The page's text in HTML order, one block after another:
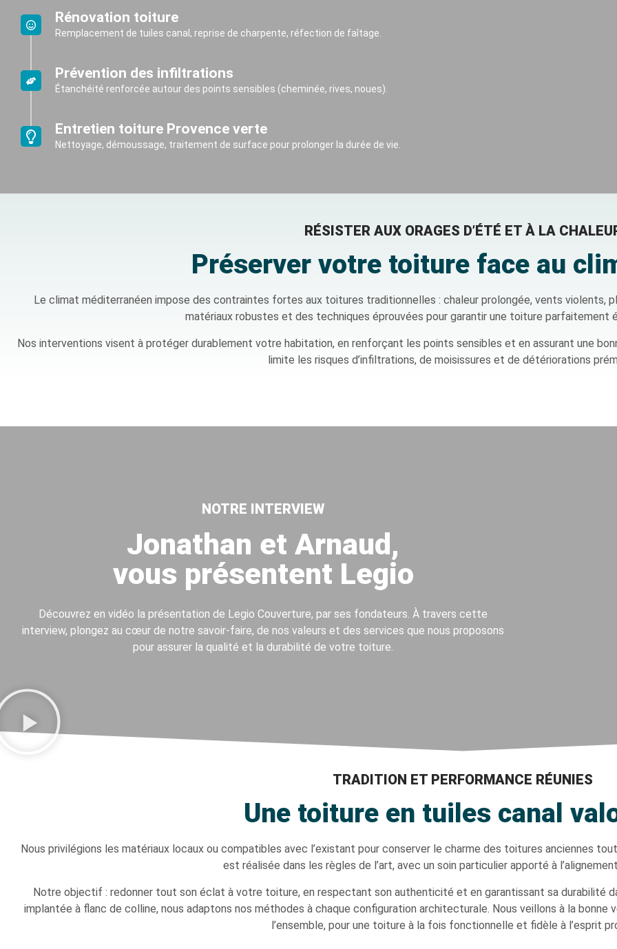
Rénovation toiture
Remplacement de tuiles canal, reprise de charpente, réfection de faîtage.
Prévention des infiltrations
Étanchéité renforcée autour des points sensibles (cheminée, rives, noues).
Entretien toiture Provence verte
Nettoyage, démoussage, traitement de surface pour prolonger la durée de vie.
RÉSISTER AUX ORAGES D’ÉTÉ ET À LA
Préserver votre toiture face au
Le climat méditerranéen impose des contraintes fortes aux toitures traditionnelles : chaleur prolongée, vents violents,
matériaux robustes et des techniques éprouvées pour garantir une toiture parfaitement
Nos interventions visent à protéger durablement votre habitation, en renforçant les points sensibles et en assurant une
limite les risques d’infiltrations, de moisissures et de détériorations
NOTRE INTERVIEW​
Jonathan et Arnaud,
vous présentent Legio
Découvrez en vidéo la présentation de Legio Couverture, par ses fondateurs. À travers cette
interview, plongez au cœur de notre savoir-faire, de nos valeurs et des services que nous proposons
pour assurer la qualité et la durabilité de votre toiture.
TRADITION ET PERFORMANCE RÉUNIES
Une toiture en tuiles canal
Nous privilégions les matériaux locaux ou compatibles avec l’existant pour conserver le charme des toitures anciennes
est réalisée dans les règles de l’art, avec un soin particulier apporté à
Notre objectif : redonner tout son éclat à votre toiture, en respectant son authenticité et en garantissant sa durabilité
implantée à flanc de colline, nous adaptons nos méthodes à chaque configuration architecturale. Nous veillons à la
l’ensemble, pour une toiture à la fois fonctionnelle et fidèle à l’esprit